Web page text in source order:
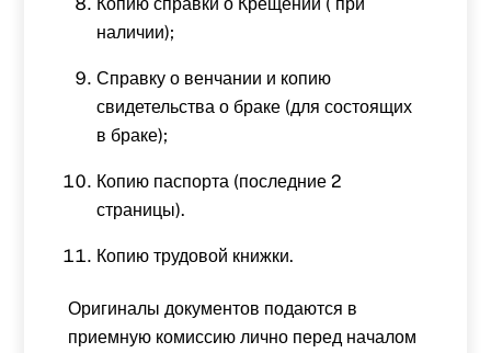
наличии);
Справку о венчании и копию
свидетельства о браке (для состоящих
в браке);
Копию паспорта (последние 2
страницы).
Копию трудовой книжки.
Оригиналы документов подаются в
приемную комиссию лично перед началом